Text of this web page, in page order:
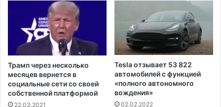
т
ь
с
а
в
и
л
о
Трамп через несколько
месяцев вернется в
социальные сети со своей
собственной платформой
22.03.2021
Tesla отзывает 53 822
автомобилей с функцией
«полного автономного
вождения»
02.02.2022